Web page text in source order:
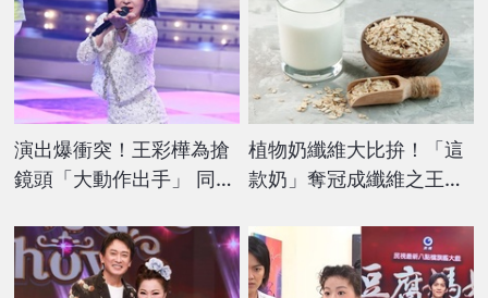
演出爆衝突！王彩樺為搶
鏡頭「大動作出手」 同台
植物奶纖維大比拚！「這
款奶」奪冠成纖維之王
鍵